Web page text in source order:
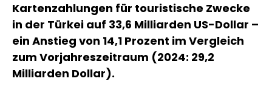
Kartenzahlungen für touristische Zwecke
in der Türkei auf 33,6 Milliarden US-Dollar –
ein Anstieg von 14,1 Prozent im Vergleich
zum Vorjahreszeitraum (2024: 29,2
Milliarden Dollar).